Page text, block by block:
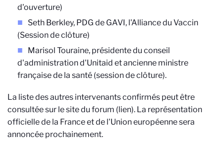
d'ouverture)
Seth Berkley, PDG de GAVI, l'Alliance du Vaccin
(Session de clôture)
Marisol Touraine, présidente du conseil
d'administration d'Unitaid et ancienne ministre
française de la santé (session de clôture).
La liste des autres intervenants confirmés peut être
consultée sur le site du forum (lien). La représentation
officielle de la France et de l'Union européenne sera
annoncée prochainement.